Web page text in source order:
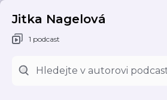
Jitka Nagelová
1 podcast